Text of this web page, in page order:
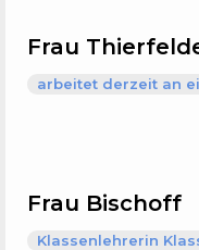
Frau
arbeitet derzeit an
Frau Bischoff
Klassenlehrerin